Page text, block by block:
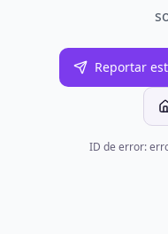
Reportar
ID de error: